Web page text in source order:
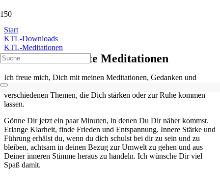
KTL-Meditationen
Start
KTL-Downloads
KTL-Meditationen
Geführte Meditationen
Ich freue mich, Dich mit meinen Meditationen, Gedanken und
Impulsen im Alltag unterstützen zu können. Hier findest du
verschiedenen Themen, die Dich stärken oder zur Ruhe kommen
lassen.
Gönne Dir jetzt ein paar Minuten, in denen Du Dir näher kommst.
Erlange Klarheit, finde Frieden und Entspannung. Innere Stärke und
Führung erhälst du, wenn du dich schulst bei dir zu sein und zu
bleiben, achtsam in deinen Bezug zur Umwelt zu gehen und aus
Deiner inneren Stimme heraus zu handeln. Ich wünsche Dir viel
Spaß damit.